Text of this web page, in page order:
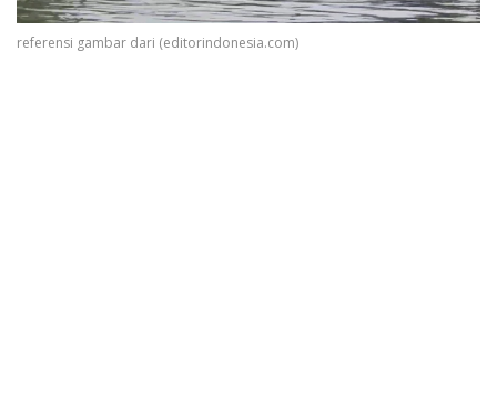
referensi gambar dari (editorindonesia.com)